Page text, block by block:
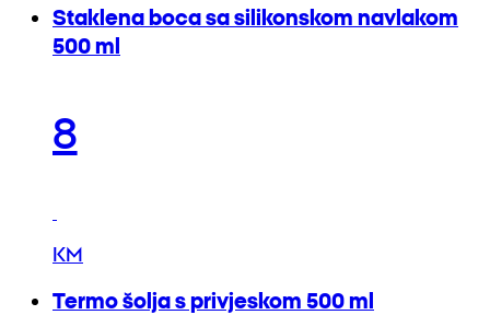
Staklena boca sa silikonskom navlakom
500 ml
8
KM
Termo šolja s privjeskom 500 ml